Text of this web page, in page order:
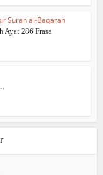
Surah al-Baqarah
Ayat 286 Frasa